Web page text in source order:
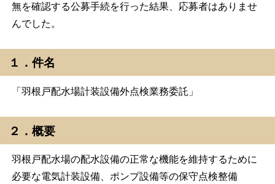
無を確認する公募手続を行った結果、応募者はありませ
んでした。
１．件名
「羽根戸配水場計装設備外点検業務委託」
２．概要
羽根戸配水場の配水設備の正常な機能を維持するために
必要な電気計装設備、ポンプ設備等の保守点検整備